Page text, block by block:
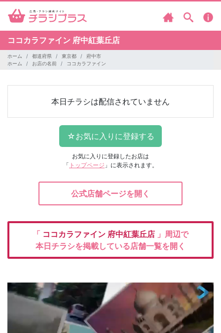
ココカラファイン 府中紅葉丘店
ホーム 都道府県 東京都
府中市
ホーム
お店の名前 ココカラファイン
本日チラシは配信されていません
お気に入りに登録したお店は
「 トップページ 」に表示されます。
公式店舗ページを開く
「 ココカラファイン 府中紅葉丘店 」周辺で
本日チラシを掲載している店舗一覧を開く